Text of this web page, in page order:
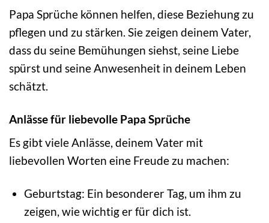
Papa Sprüche können helfen, diese Beziehung zu
pflegen und zu stärken. Sie zeigen deinem Vater,
dass du seine Bemühungen siehst, seine Liebe
spürst und seine Anwesenheit in deinem Leben
schätzt.
Anlässe für liebevolle Papa Sprüche
Es gibt viele Anlässe, deinem Vater mit
liebevollen Worten eine Freude zu machen:
Geburtstag: Ein besonderer Tag, um ihm zu
zeigen, wie wichtig er für dich ist.